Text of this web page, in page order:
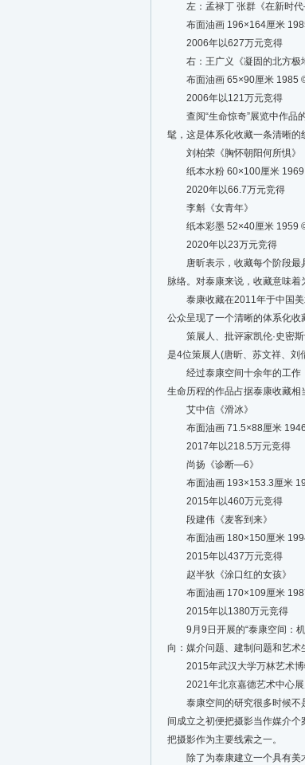
左：孟禄丁 张群《在新时代
布面油画 196×164厘米
2006年以627万元竞得
右：王广义《凝固的北方极
布面油画 65×90厘米 1985
2006年以121万元竞得
查阅“生命惊奇”展览中作品的
髦，这是体系化收藏一条清晰的
刘柏荣《胸怀朝阳何所惧》
纸本水粉 60×100厘米 1969
2020年以66.7万元竞得
李斛《女青年》
纸本彩墨 52×40厘米 1959
2020年以23万元竞得
唐昕表示，收藏每个阶段最具
脉络。对泰康来说，收藏意味
泰康收藏在2011年于中国美
公众呈现了一个清晰的体系化收
策展人、批评家凯伦·史密斯
是4位策展人(唐昕、苏文祥、刘
经过泰康空间十余年的工作，
生命历程的作品占据泰康收藏相
艾中信《滑冰》
布面油画 71.5×88厘米
2017年以218.5万元竞得
尚扬《诊断—6》
布面油画 193×153.3厘米
2015年以460万元竞得
段建伟《麦客到来》
布面油画 180×150厘米
2015年以437万元竞得
赵半狄《涂口红的女孩》
布面油画 170×109厘米
2015年以1380万元竞得
9月9日开展的“泰康空间：机
向：媒介问题、建制问题和艺术
2015年武汉大学万林艺术博
2021年北京嘉德艺术中心展
泰康空间的研究很多时候不是
间成立之初便把摄影当作媒介
把摄影作为主要线索之一。
除了为泰康建立一个具有美术